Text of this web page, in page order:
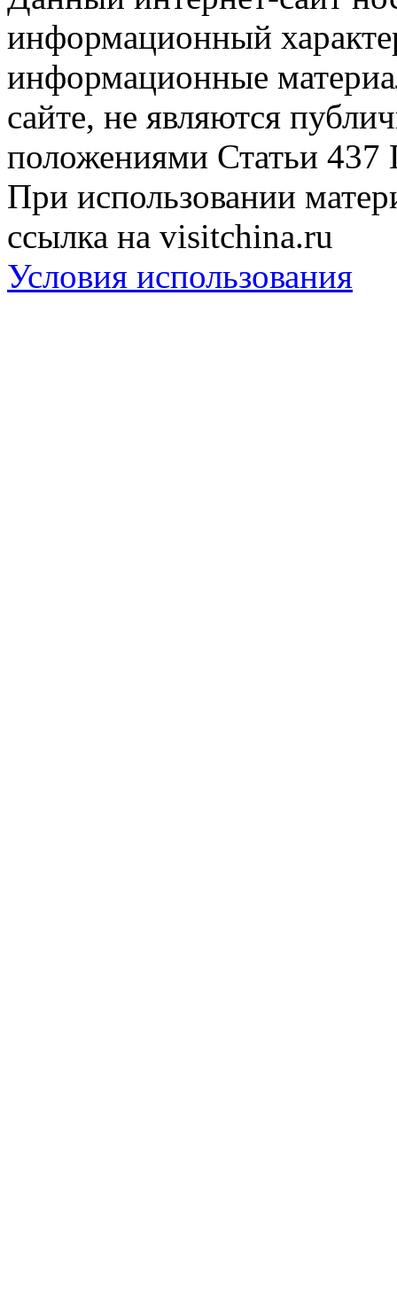
информационный
информационные
сайте, не являются
положениями Статьи 437
При использовании
ссылка на visitchina.ru
Условия использования